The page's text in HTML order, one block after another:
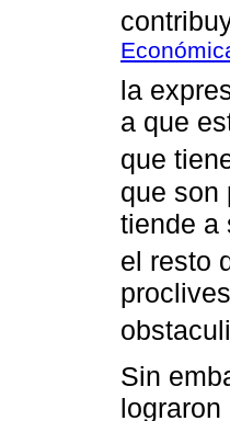
la
a que
que
que son
tiende a
el resto
Sin